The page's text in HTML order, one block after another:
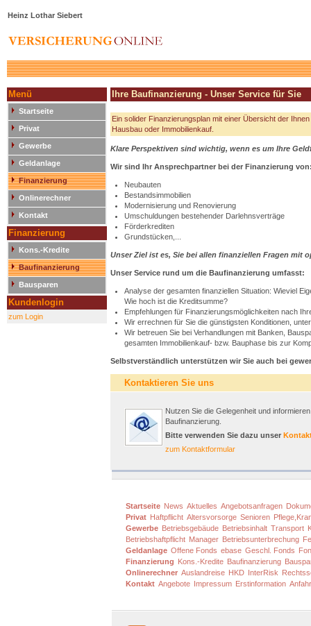
Heinz Lothar Siebert
Menü
Startseite
Privat
Gewerbe
Geldanlage
Finanzierung
Onlinerechner
Kontakt
Finanzierung
Kons.-Kredite
Baufinanzierung
Bausparen
Kundenlogin
zum Login
Ihre Baufinanzierung - Unser Service für Sie
Ein solider Finanzierungsplan mit einer Übersicht der
Hausbau oder Immobilienkauf.
Klare Perspektiven sind wichtig, wenn es um Ihre
Wir sind Ihr Ansprechpartner bei der Finanzierung
Neubauten
Bestandsimmobilien
Modernisierung und Renovierung
Umschuldungen bestehender Darlehnsverträge
Förderkrediten
Grundstücken,...
Unser Ziel ist es, Sie bei allen finanziellen Fragen
Unser Service rund um die Baufinanzierung umfasst:
Analyse der gesamten finanziellen Situation: Wieviel
Wie hoch ist die Kreditsumme?
Empfehlungen für Finanzierungsmöglichkeiten nach
Wir errechnen für Sie die günstigsten Konditionen,
Wir betreuen Sie bei Verhandlungen mit Banken,
gesamten Immobilienkauf- bzw. Bauphase bis zur
Selbstverständlich unterstützen wir Sie auch bei
Kontaktieren Sie uns
Nutzen Sie die Gelegenheit und
Baufinanzierung.
Bitte verwenden Sie dazu unser
zum Kontaktformular
Startseite News Aktuelles Angebotsanfragen
Privat Haftpflicht Altersvorsorge Senioren
Gewerbe Betriebsgebäude Betriebsinhalt Transport
Betriebshaftpflicht Manager Betriebsunterbrechung
Geldanlage Offene Fonds ebase Geschl. Fonds
Finanzierung Kons.-Kredite Baufinanzierung
Onlinerechner Auslandreise HKD InterRisk
Kontakt Angebote Impressum Erstinformation